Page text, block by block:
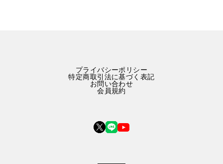
プライバシーポリシー
特定商取引法に基づく表記
お問い合わせ
会員規約